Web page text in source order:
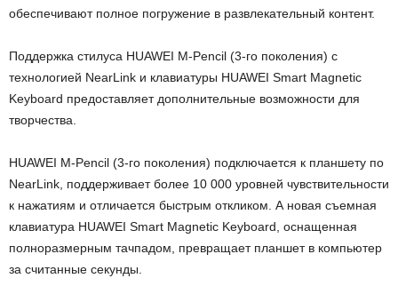
обеспечивают полное погружение в развлекательный контент.
Поддержка стилуса HUAWEI M-Pencil (3-го поколения) с
технологией NearLink и клавиатуры HUAWEI Smart Magnetic
Keyboard предоставляет дополнительные возможности для
творчества.
HUAWEI M-Pencil (3-го поколения) подключается к планшету по
NearLink, поддерживает более 10 000 уровней чувствительности
к нажатиям и отличается быстрым откликом. А новая съемная
клавиатура HUAWEI Smart Magnetic Keyboard, оснащенная
полноразмерным тачпадом, превращает планшет в компьютер
за считанные секунды.